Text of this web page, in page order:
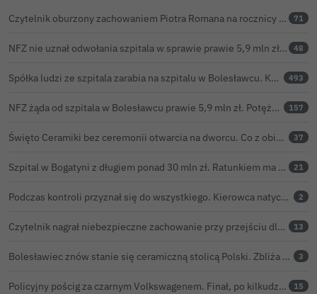
Czytelnik oburzony zachowaniem Piotra Romana na rocznicy prezydentury Karola Nawrockiego. Obejrzeliśmy nagranie 71
NFZ nie uznał odwołania szpitala w sprawie prawie 5,9 mln zł. Barczyk: rozważamy sąd 48
Spółka ludzi ze szpitala zarabia na szpitalu w Bolesławcu. Kwoty pozostają tajne 493
NFZ żąda od szpitala w Bolesławcu prawie 5,9 mln zł. Potężny cios po kontroli rozliczeń 157
Święto Ceramiki bez ceremonii otwarcia na dworcu. Co z obietnicą prezydenta Bolesławca? 37
Szpital w Bogatyni z długiem ponad 30 mln zł. Ratunkiem ma być połączenie z Bolesławcem 21
Podczas kontroli przyznał się do wszystkiego. Kierowca natychmiast stracił prawo jazdy 2
Czytelnik nagrał niebezpieczne zachowanie przy przejściu dla pieszych w Bolesławcu 13
Bolesławiec znów stanie się ceramiczną stolicą Polski. Zbliża się 32. Święto Ceramiki 3
Policyjny pościg za czarnym Volkswagenem. Finał, po kilkudziesięciu kilometrach, w rowie. Wideo 15